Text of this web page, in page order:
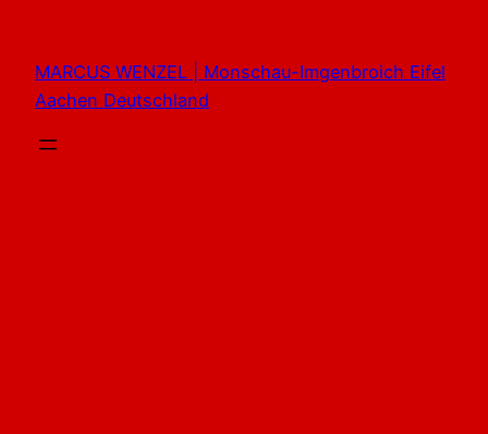
springen
MARCUS WENZEL | Monschau-Imgenbroich Eifel
Aachen Deutschland